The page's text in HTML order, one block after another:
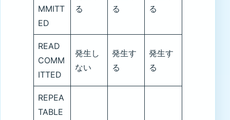
MMITT
ED
る
る
る
READ
COMM
ITTED
発生し
ない
発生す
る
発生す
る
REPEA
TABLE